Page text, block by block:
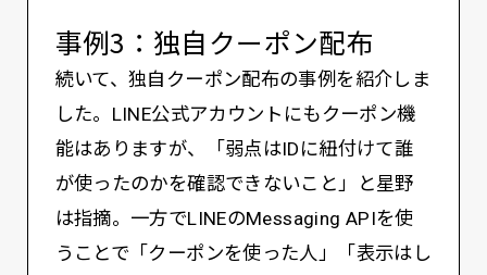
事例3：独自クーポン配布
続いて、独自クーポン配布の事例を紹介しま
した。LINE公式アカウントにもクーポン機
能はありますが、「弱点はIDに紐付けて誰
が使ったのかを確認できないこと」と星野
は指摘。一方でLINEのMessaging APIを使
うことで「クーポンを使った人」「表示はし